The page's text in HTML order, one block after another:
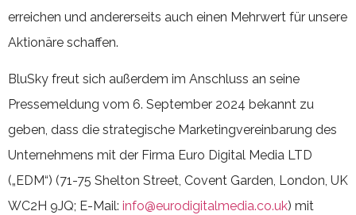
erreichen und andererseits auch einen Mehrwert für unsere
Aktionäre schaffen.
BluSky freut sich außerdem im Anschluss an seine
Pressemeldung vom 6. September 2024 bekannt zu
geben, dass die strategische Marketingvereinbarung des
Unternehmens mit der Firma Euro Digital Media LTD
(„EDM“) (71-75 Shelton Street, Covent Garden, London, UK
WC2H 9JQ; E-Mail: info@eurodigitalmedia.co.uk) mit